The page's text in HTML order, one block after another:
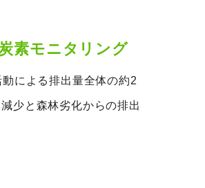
素モニタリング
による排出量全体の約2
少と森林劣化からの排出